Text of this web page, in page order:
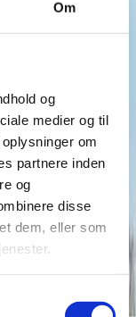
Om
og
medier og til
om
partnere inden
og
disse
dem, eller som